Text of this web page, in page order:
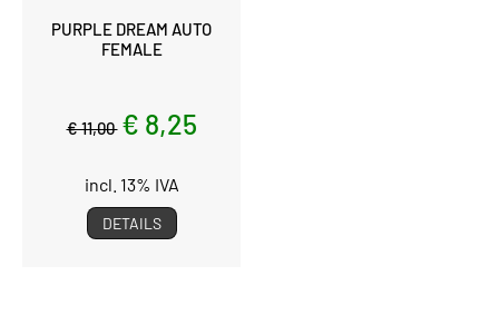
PURPLE DREAM AUTO
FEMALE
€ 11,00 € 8,25
incl. 13% IVA
DETAILS